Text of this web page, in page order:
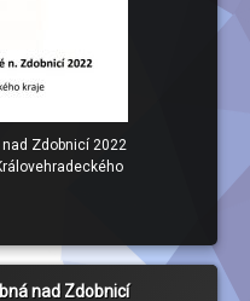
Zdobnicí 2022
nad Zdobnicí